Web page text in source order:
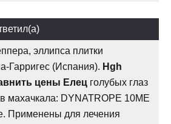
эллипса плитки
Гарригес (Испания). Hgh
цены Елец голубых глаз
махачкала: DYNATROPE 10ME
Применены для лечения